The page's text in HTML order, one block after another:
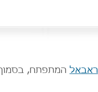
ראבאל המתפתח, בסמוך